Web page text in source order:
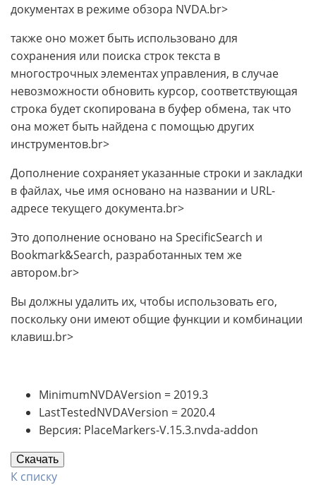
документах в режиме обзора NVDA.br>
также оно может быть использовано для
сохранения или поиска строк текста в
многострочных элементах управления, в случае
невозможности обновить курсор, соответствующая
строка будет скопирована в буфер обмена, так что
она может быть найдена с помощью других
инструментов.br>
Дополнение сохраняет указанные строки и закладки
в файлах, чье имя основано на названии и URL-
адресе текущего документа.br>
Это дополнение основано на SpecificSearch и
Bookmark&Search, разработанных тем же
автором.br>
Вы должны удалить их, чтобы использовать его,
поскольку они имеют общие функции и комбинации
клавиш.br>
MinimumNVDAVersion = 2019.3
LastTestedNVDAVersion = 2020.4
Версия: PlaceMarkers-V.15.3.nvda-addon
Скачать
К списку